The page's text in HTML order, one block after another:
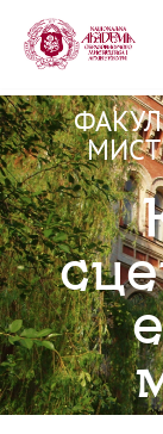
Перейти
до
вмісту